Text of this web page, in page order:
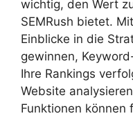
wichtig, den Wert
SEMRush bietet.
Einblicke in die
gewinnen,
Ihre Rankings
Website
Funktionen können